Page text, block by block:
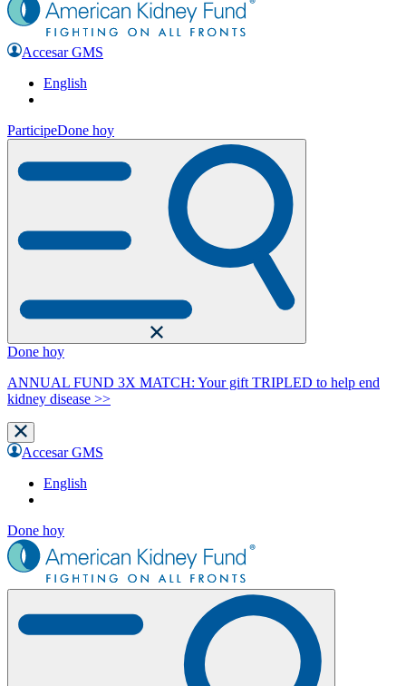
Accesar GMS
English
ParticipeDone hoy
Done hoy
ANNUAL FUND 3X MATCH: Your gift TRIPLED to help end
kidney disease >>
Accesar GMS
English
Done hoy